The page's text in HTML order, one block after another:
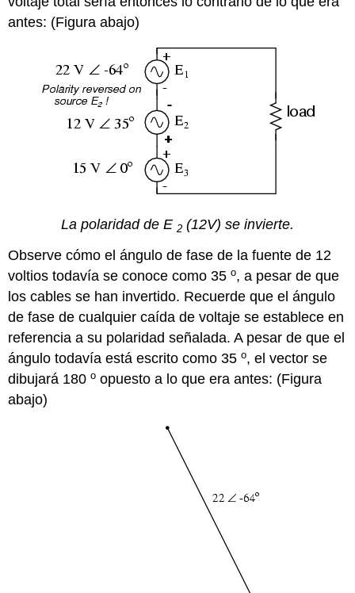
antes: (Figura abajo)
La polaridad de E 2 (12V) se invierte.
Observe cómo el ángulo de fase de la fuente de 12
voltios todavía se conoce como 35o, a pesar de que
los cables se han invertido. Recuerde que el ángulo
de fase de cualquier caída de voltaje se establece en
referencia a su polaridad señalada. A pesar de que el
ángulo todavía está escrito como 35o, el vector se
dibujará 180o opuesto a lo que era antes: (Figura
abajo)